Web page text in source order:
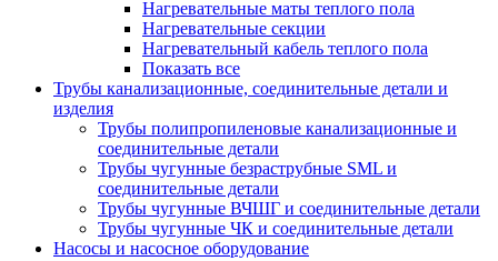
Нагревательные маты теплого пола
Нагревательные секции
Нагревательный кабель теплого пола
Показать все
Трубы канализационные, соединительные детали и
изделия
Трубы полипропиленовые канализационные и
соединительные детали
Трубы чугунные безраструбные SML и
соединительные детали
Трубы чугунные ВЧШГ и соединительные детали
Трубы чугунные ЧК и соединительные детали
Насосы и насосное оборудование